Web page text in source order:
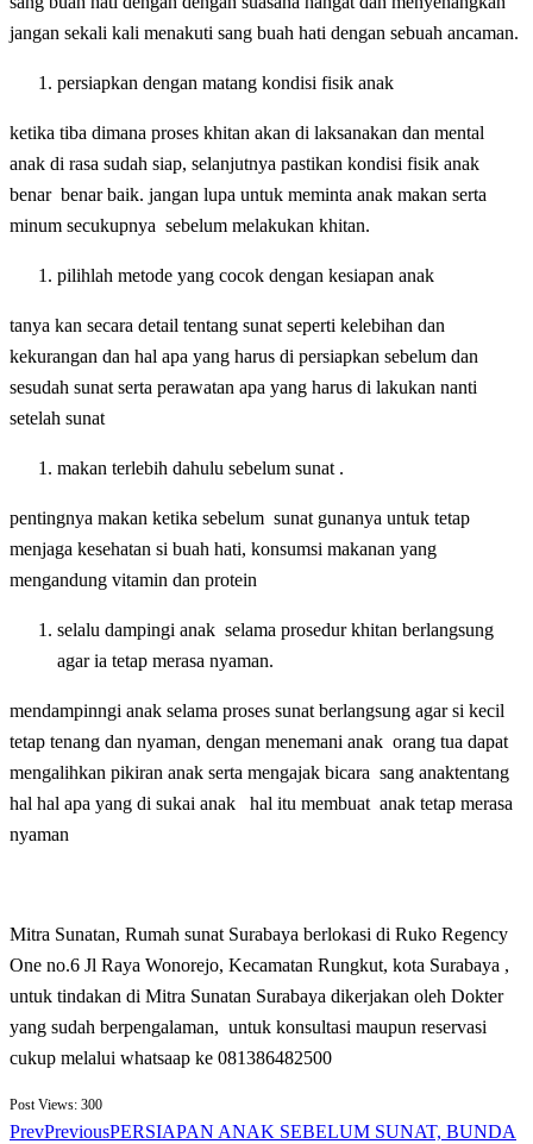
jangan sekali kali menakuti sang buah hati dengan sebuah ancaman.
persiapkan dengan matang kondisi fisik anak
ketika tiba dimana proses khitan akan di laksanakan dan mental
anak di rasa sudah siap, selanjutnya pastikan kondisi fisik anak
benar benar baik. jangan lupa untuk meminta anak makan serta
minum secukupnya sebelum melakukan khitan.
pilihlah metode yang cocok dengan kesiapan anak
tanya kan secara detail tentang sunat seperti kelebihan dan
kekurangan dan hal apa yang harus di persiapkan sebelum dan
sesudah sunat serta perawatan apa yang harus di lakukan nanti
setelah sunat
makan terlebih dahulu sebelum sunat .
pentingnya makan ketika sebelum sunat gunanya untuk tetap
menjaga kesehatan si buah hati, konsumsi makanan yang
mengandung vitamin dan protein
selalu dampingi anak selama prosedur khitan berlangsung
agar ia tetap merasa nyaman.
mendampinngi anak selama proses sunat berlangsung agar si kecil
tetap tenang dan nyaman, dengan menemani anak orang tua dapat
mengalihkan pikiran anak serta mengajak bicara sang anaktentang
hal hal apa yang di sukai anak hal itu membuat anak tetap merasa
nyaman
Mitra Sunatan, Rumah sunat Surabaya berlokasi di Ruko Regency
One no.6 Jl Raya Wonorejo, Kecamatan Rungkut, kota Surabaya ,
untuk tindakan di Mitra Sunatan Surabaya dikerjakan oleh Dokter
yang sudah berpengalaman, untuk konsultasi maupun reservasi
cukup melalui whatsaap ke 081386482500
Post Views: 300
PrevPreviousPERSIAPAN ANAK SEBELUM SUNAT, BUNDA